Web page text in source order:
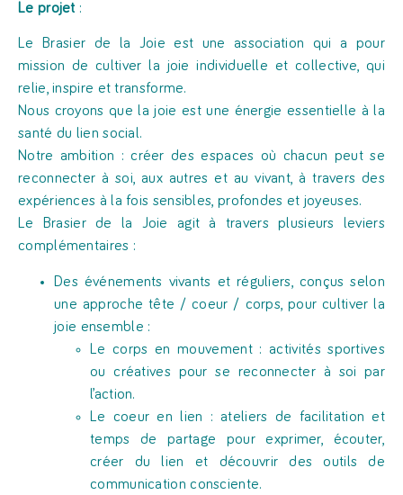
Le projet:
Le Brasier de la Joie est une association qui a pour
mission de cultiver la joie individuelle et collective, qui
relie, inspire et transforme.
Nous croyons que la joie est une énergie essentielle à la
santé du lien social.
Notre ambition : créer des espaces où chacun peut se
reconnecter à soi, aux autres et au vivant, à travers des
expériences à la fois sensibles, profondes et joyeuses.
Le Brasier de la Joie agit à travers plusieurs leviers
complémentaires :
Des événements vivants et réguliers, conçus selon
une approche tête / coeur / corps, pour cultiver la
joie ensemble :
Le corps en mouvement : activités sportives
ou créatives pour se reconnecter à soi par
l’action.
Le coeur en lien : ateliers de facilitation et
temps de partage pour exprimer, écouter,
créer du lien et découvrir des outils de
communication consciente.